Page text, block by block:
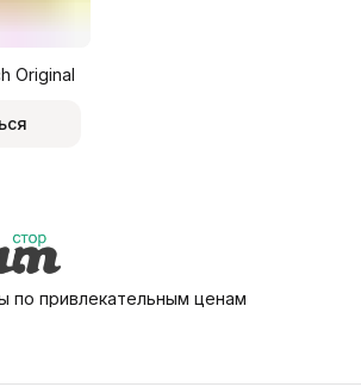
Original
по привлекательным ценам